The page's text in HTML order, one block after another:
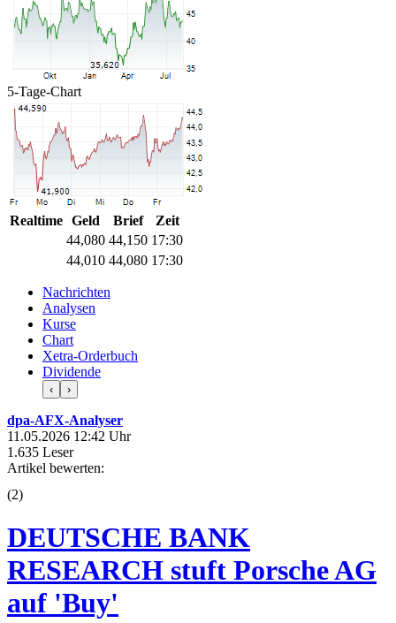
5-Tage-Chart
Realtime Geld Brief
Zeit
44,080 44,150 17:30
44,010 44,080 17:30
Nachrichten
Analysen
Kurse
Chart
Xetra-Orderbuch
Dividende
‹ ›
dpa-AFX-Analyser
11.05.2026 12:42 Uhr
1.635 Leser
Artikel bewerten:
(2)
DEUTSCHE BANK
RESEARCH stuft Porsche AG
auf 'Buy'